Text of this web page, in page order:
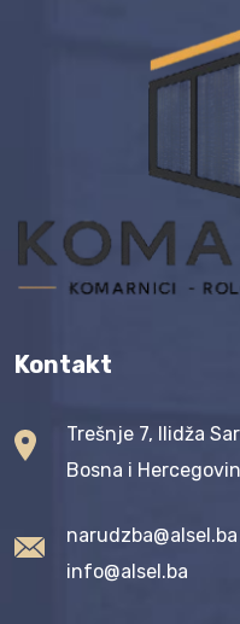
Kontakt
Trešnje 7, Ilidža
Bosna i
narudzba@alsel.ba
info@alsel.ba